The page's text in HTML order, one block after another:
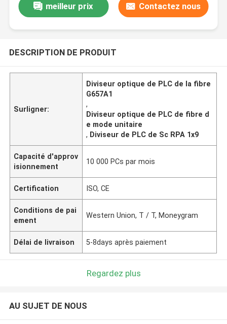
meilleur prix Contactez nous
DESCRIPTION DE PRODUIT
Surligner:
Diviseur optique de PLC de la fibre
G657A1
,
Diviseur optique de PLC de fibre d
e mode unitaire
, Diviseur de PLC de Sc RPA 1x9
Capacité d'approv
isionnement
10 000 PCs par mois
Certification ISO, CE
Conditions de pai
ement
Western Union, T / T, Moneygram
Délai de livraison 5-8days après paiement
Regardez plus
AU SUJET DE NOUS